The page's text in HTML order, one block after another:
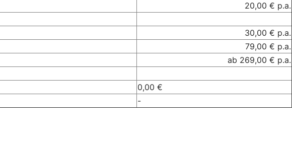
20,00 € p.a.
30,00 € p.a.
79,00 € p.a.
ab 269,00 € p.a.
0,00 €
-